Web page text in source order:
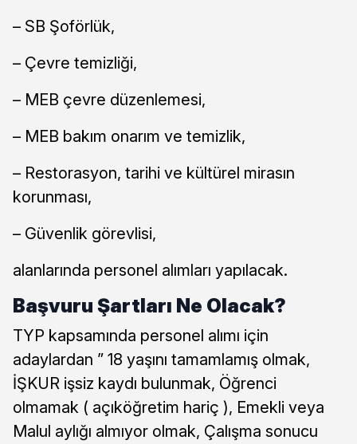
– SB Şoförlük,
– Çevre temizliği,
– MEB çevre düzenlemesi,
– MEB bakım onarım ve temizlik,
– Restorasyon, tarihi ve kültürel mirasın
korunması,
– Güvenlik görevlisi,
alanlarında personel alımları yapılacak.
Başvuru Şartları Ne Olacak?
TYP kapsamında personel alımı için
adaylardan ” 18 yaşını tamamlamış olmak,
İŞKUR işsiz kaydı bulunmak, Öğrenci
olmamak ( açıköğretim hariç ), Emekli veya
Malul aylığı almıyor olmak, Çalışma sonucu